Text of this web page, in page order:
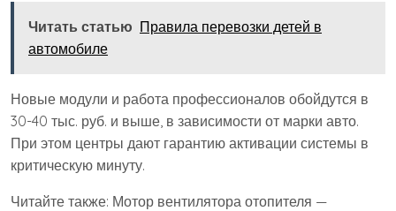
Читать статью Правила перевозки детей в
автомобиле
Новые модули и работа профессионалов обойдутся в
30-40 тыс. руб. и выше, в зависимости от марки авто.
При этом центры дают гарантию активации системы в
критическую минуту.
Читайте также: Мотор вентилятора отопителя —